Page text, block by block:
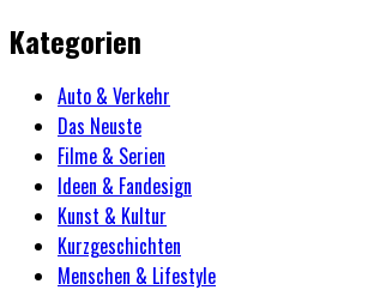
Kategorien
Auto & Verkehr
Das Neuste
Filme & Serien
Ideen & Fandesign
Kunst & Kultur
Kurzgeschichten
Menschen & Lifestyle